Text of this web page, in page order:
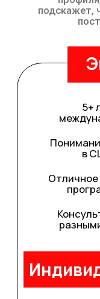
эксперта: куда стоит
что улучшить в
шансы на
вуз мечты — с
достижений и
составит
документы нужны,
максимальными
Дадим
по